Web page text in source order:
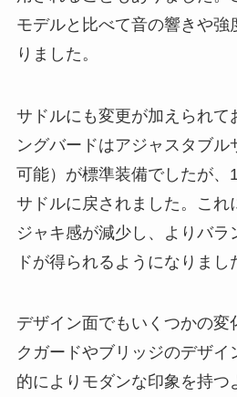
モデルと比べて音の響きや強
りました。
サドルにも変更が加えられて
ングバードはアジャスタブル
可能）が標準装備でしたが、
サドルに戻されました。これ
ジャキ感が減少し、よりバラ
ドが得られるようになりまし
デザイン面でもいくつかの変
クガードやブリッジのデザイ
的によりモダンな印象を持つ